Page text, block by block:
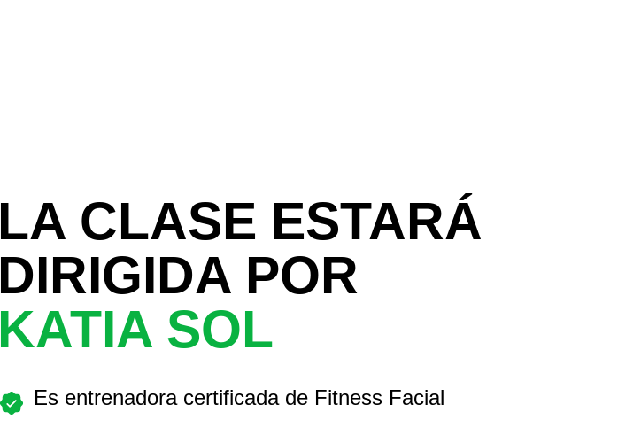
Es entrenadora certificada de Fitness Facial
LA CLASE ESTARÁ
DIRIGIDA POR
KATIA SOL